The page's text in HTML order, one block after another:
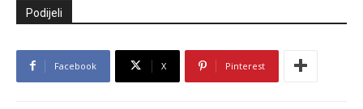
Podijeli
Facebook X Pinterest